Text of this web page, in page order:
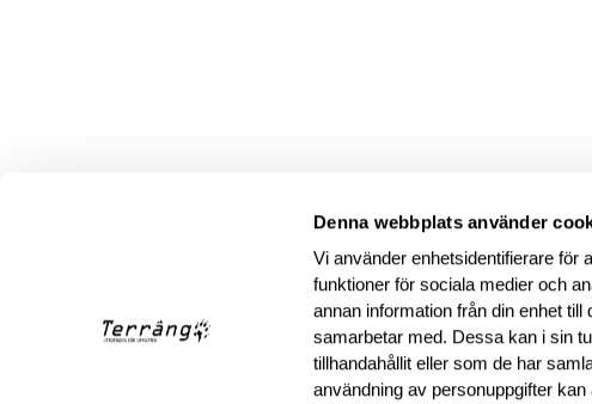
Denna webbplats använder
Vi använder enhetsidentifierare för
funktioner för sociala medier och
annan information från din enhet
samarbetar med. Dessa kan i sin
tillhandahållit eller som de har
användning av personuppgifter